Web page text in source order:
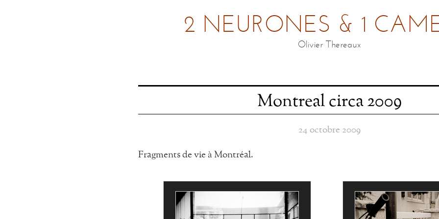
2 NEURONES & 1
Olivier Thereaux
Montreal circa 2009
24 octobre 2009
Fragments de vie à Montréal.